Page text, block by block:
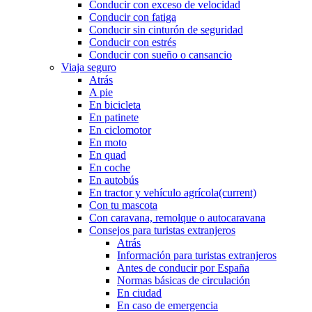
Conducir con exceso de velocidad
Conducir con fatiga
Conducir sin cinturón de seguridad
Conducir con estrés
Conducir con sueño o cansancio
Viaja seguro
Atrás
A pie
En bicicleta
En patinete
En ciclomotor
En moto
En quad
En coche
En autobús
En tractor y vehículo agrícola(current)
Con tu mascota
Con caravana, remolque o autocaravana
Consejos para turistas extranjeros
Atrás
Información para turistas extranjeros
Antes de conducir por España
Normas básicas de circulación
En ciudad
En caso de emergencia